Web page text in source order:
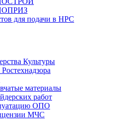
для подачи в НРС
Культуры
материалы
работ
ОПО
МЧС